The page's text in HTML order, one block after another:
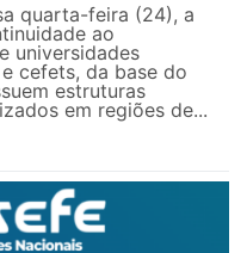
quarta-feira (24), a
ao
universidades
cefets, da base do
estruturas
em regiões de...